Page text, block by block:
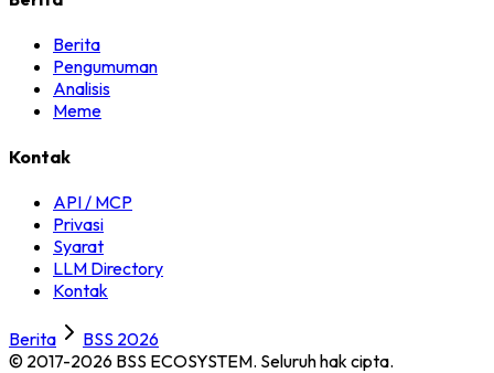
Berita
Pengumuman
Analisis
Meme
Kontak
API / MCP
Privasi
Syarat
LLM Directory
Kontak
Berita
BSS 2026
© 2017-2026 BSS ECOSYSTEM. Seluruh hak cipta.